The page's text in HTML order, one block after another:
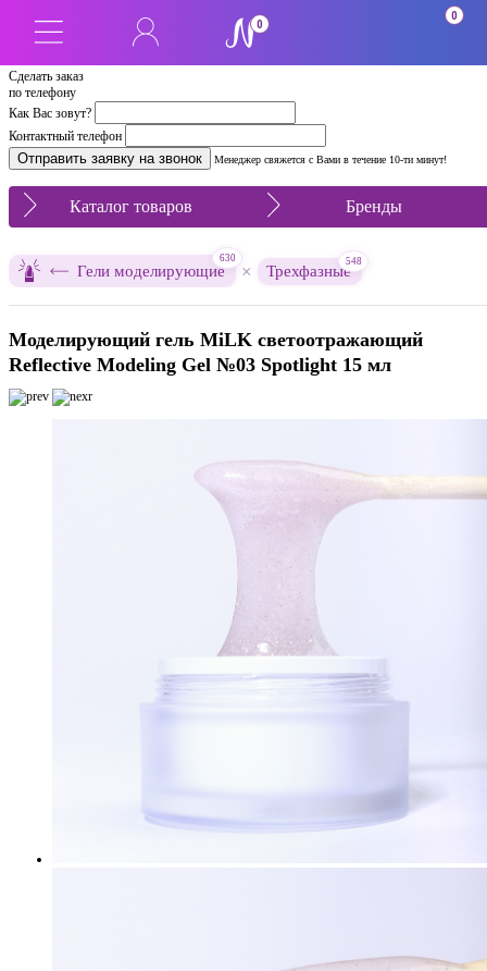
Сделать заказ
по телефону
Как Вас зовут?
Контактный телефон
Менеджер свяжется с Вами в течение 10-ти минут!
0
0
Каталог товаров Бренды
Гели моделирующие
630
× Трехфазные
548
Моделирующий гель MiLK светоотражающий
Reflective Modeling Gel №03 Spotlight 15 мл